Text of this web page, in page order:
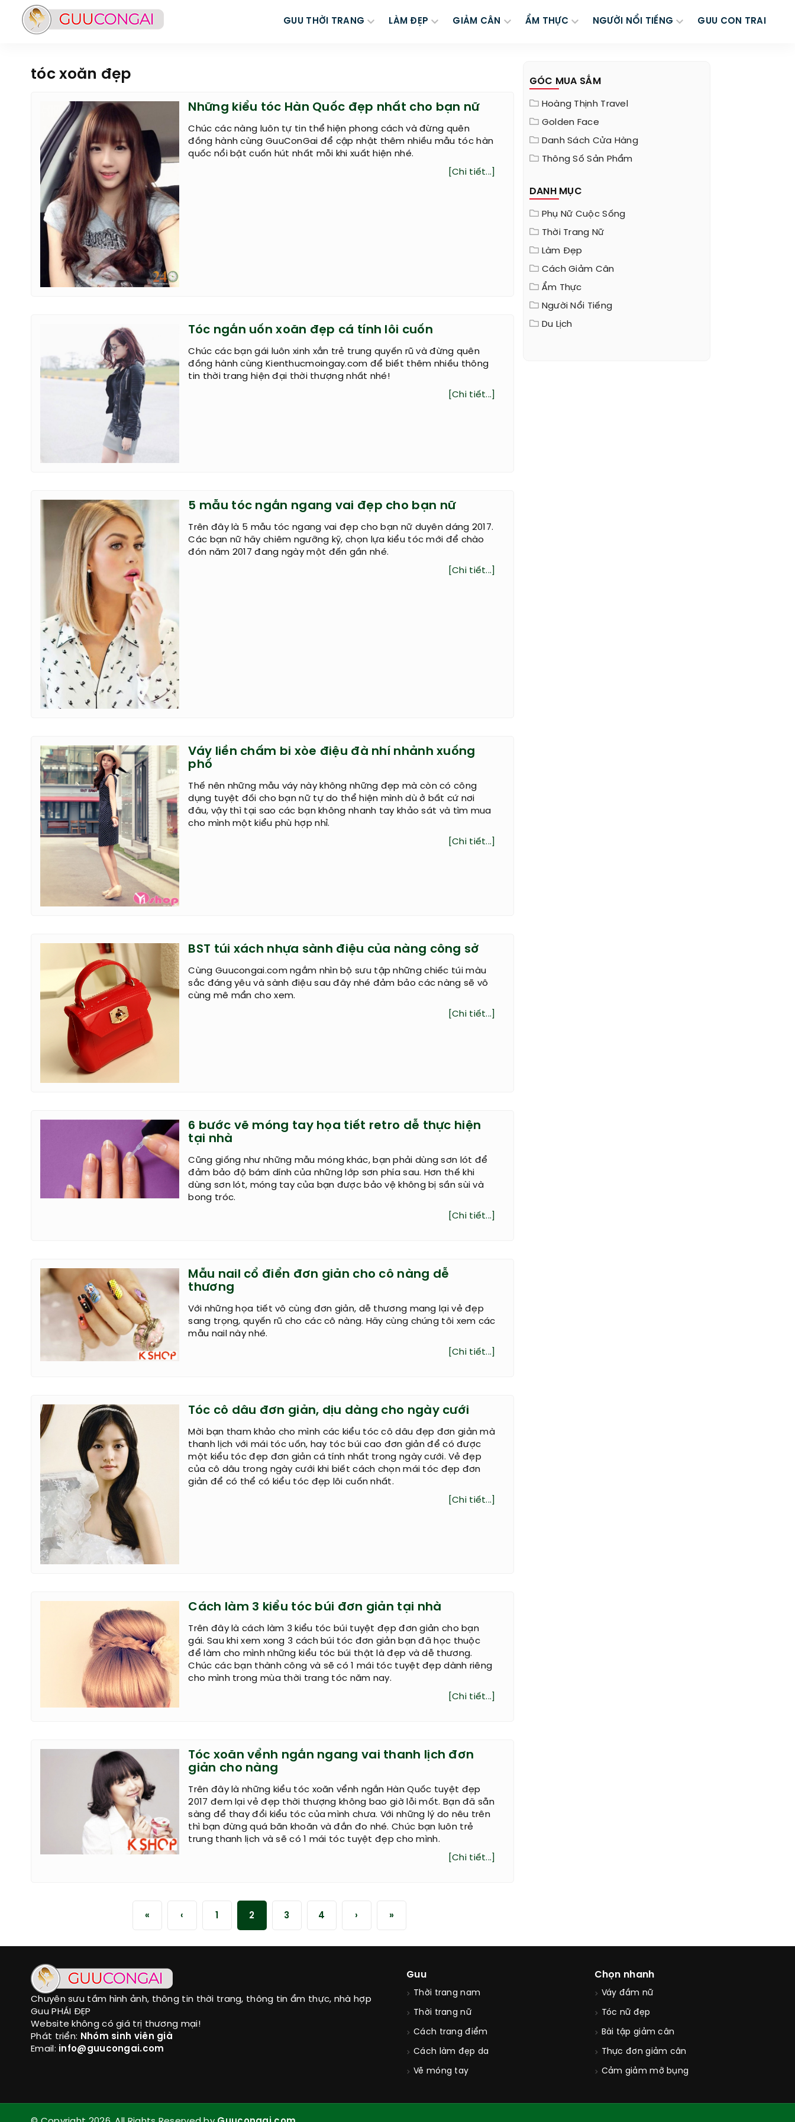
GUU THỜI TRANG LÀM ĐẸP GIẢM CÂN ẨM THỰC NGƯỜI NỔI TIẾNG GUU CON TRAI
tóc xoăn đẹp
Những kiểu tóc Hàn Quốc đẹp nhất cho bạn nữ
Chúc các nàng luôn tự tin thể hiện phong cách và đừng quên
đồng hành cùng GuuConGai để cập nhật thêm nhiều mẫu tóc hàn
quốc nổi bật cuốn hút nhất mỗi khi xuất hiện nhé.
[Chi tiết...]
Tóc ngắn uốn xoăn đẹp cá tính lôi cuốn
Chúc các bạn gái luôn xinh xắn trẻ trung quyến rũ và đừng quên
đồng hành cùng Kienthucmoingay.com để biết thêm nhiều thông
tin thời trang hiện đại thời thượng nhất nhé!
[Chi tiết...]
5 mẫu tóc ngắn ngang vai đẹp cho bạn nữ
Trên đây là 5 mẫu tóc ngang vai đẹp cho bạn nữ duyên dáng 2017.
Các bạn nữ hãy chiêm ngưỡng kỹ, chọn lựa kiểu tóc mới để chào
đón năm 2017 đang ngày một đến gần nhé.
[Chi tiết...]
Váy liền chấm bi xòe điệu đà nhí nhảnh xuống
phố
Thế nên những mẫu váy này không những đẹp mà còn có công
dụng tuyệt đối cho bạn nữ tự do thể hiện mình dù ở bất cứ nơi
đâu, vậy thì tại sao các bạn không nhanh tay khảo sát và tìm mua
cho mình một kiểu phù hợp nhỉ.
[Chi tiết...]
BST túi xách nhựa sành điệu của nàng công sở
Cùng Guucongai.com ngắm nhìn bộ sưu tập những chiếc túi màu
sắc đáng yêu và sành điệu sau đây nhé đảm bảo các nàng sẽ vô
cùng mê mẩn cho xem.
[Chi tiết...]
6 bước vẽ móng tay họa tiết retro dễ thực hiện
tại nhà
Cũng giống như những mẫu móng khác, bạn phải dùng sơn lót để
đảm bảo độ bám dính của những lớp sơn phía sau. Hơn thế khi
dùng sơn lót, móng tay của bạn được bảo vệ không bị sần sùi và
bong tróc.
[Chi tiết...]
Mẫu nail cổ điển đơn giản cho cô nàng dễ
thương
Với những họa tiết vô cùng đơn giản, dễ thương mang lại vẻ đẹp
sang trọng, quyến rũ cho các cô nàng. Hãy cùng chúng tôi xem các
mẫu nail này nhé.
[Chi tiết...]
Tóc cô dâu đơn giản, dịu dàng cho ngày cưới
Mời bạn tham khảo cho mình các kiểu tóc cô dâu đẹp đơn giản mà
thanh lịch với mái tóc uốn, hay tóc búi cao đơn giản để có được
một kiểu tóc đẹp đơn giản cá tính nhất trong ngày cưới. Vẻ đẹp
của cô dâu trong ngày cưới khi biết cách chọn mái tóc đẹp đơn
giản để có thể có kiểu tóc đẹp lôi cuốn nhất.
[Chi tiết...]
Cách làm 3 kiểu tóc búi đơn giản tại nhà
Trên đây là cách làm 3 kiểu tóc búi tuyệt đẹp đơn giản cho bạn
gái. Sau khi xem xong 3 cách búi tóc đơn giản bạn đã học thuộc
để làm cho mình những kiểu tóc búi thật là đẹp và dễ thương.
Chúc các bạn thành công và sẽ có 1 mái tóc tuyệt đẹp dành riêng
cho mình trong mùa thời trang tóc năm nay.
[Chi tiết...]
Tóc xoăn vểnh ngắn ngang vai thanh lịch đơn
giản cho nàng
Trên đây là những kiểu tóc xoăn vểnh ngắn Hàn Quốc tuyệt đẹp
2017 đem lại vẻ đẹp thời thượng không bao giờ lỗi mốt. Bạn đã sẵn
sàng để thay đổi kiểu tóc của mình chưa. Với những lý do nêu trên
thì bạn đừng quá băn khoăn và đắn đo nhé. Chúc bạn luôn trẻ
trung thanh lịch và sẽ có 1 mái tóc tuyệt đẹp cho mình.
[Chi tiết...]
« ‹ 2 3 4 › »
GÓC MUA SẮM
Hoàng Thịnh Travel
Golden Face
Danh Sách Cửa Hàng
Thông Số Sản Phẩm
DANH MỤC
Phụ Nữ Cuộc Sống
Thời Trang Nữ
Làm Đẹp
Cách Giảm Cân
Ẩm Thực
Người Nổi Tiếng
Du Lịch
Chuyên sưu tầm hình ảnh, thông tin thời trang, thông tin ẩm thực, nhà hợp
Guu PHÁI ĐẸP
Website không có giá trị thương mại!
Phát triển: Nhóm sinh viên già
Email: info@guucongai.com
Guu
Thời trang nam
Thời trang nữ
Cách trang điểm
Cách làm đẹp da
Vẽ móng tay
Chọn nhanh
Váy đầm nữ
Tóc nữ đẹp
Bài tập giảm cân
Thực đơn giảm cân
Cảm giảm mỡ bụng